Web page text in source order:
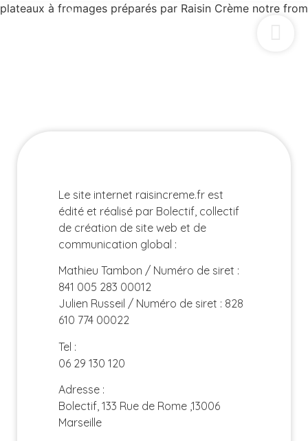
Le site internet raisincreme.fr est
édité et réalisé par Bolectif, collectif
de création de site web et de
communication global :
Mathieu Tambon / Numéro de siret :
841 005 283 00012
Julien Russeil / Numéro de siret : 828
610 774 00022
Tel :
06 29 130 120
Adresse :
Bolectif, 133 Rue de Rome ,13006
Marseille